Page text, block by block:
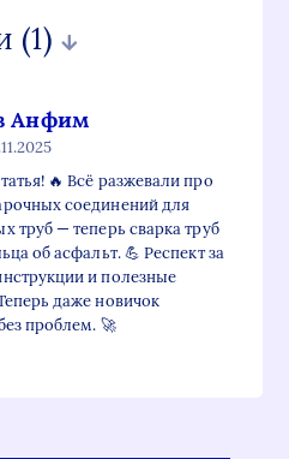
(1)
Анфим
🔥 Всё разжевали про
соединений для
труб — теперь сварка труб
об асфальт. 💪 Респект за
и полезные
даже новичок
проблем. 🚀